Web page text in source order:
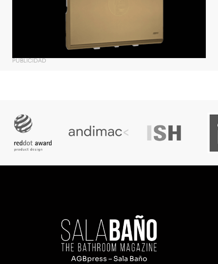
PUBLICIDAD
AGBpress – Sala Baño